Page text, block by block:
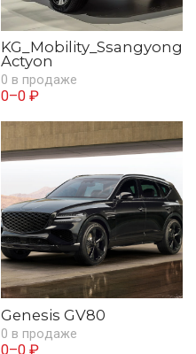
KG_Mobility_Ssangyong
Actyon
0 в продаже
0–0 ₽
Genesis GV80
0 в продаже
0–0 ₽